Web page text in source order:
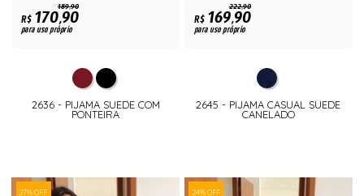
189,90
R$170,90
para uso próprio
2636 - PIJAMA SUEDE COM
PONTEIRA
222,90
R$169,90
para uso próprio
2645 - PIJAMA CASUAL SUEDE
CANELADO
27% OFF 24% OFF